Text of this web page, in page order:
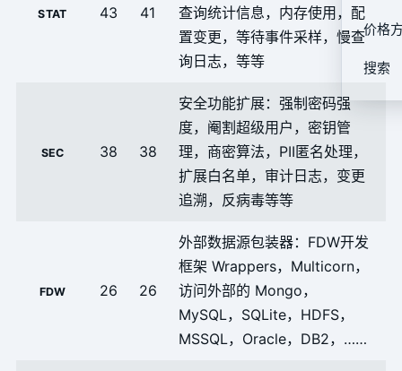
价格
搜索
STAT 43 41
查询统计信息，内存使用，配
置变更，等待事件采样，慢查
询日志，等等
SEC 38 38
安全功能扩展：强制密码强
度，阉割超级用户，密钥管
理，商密算法，PII匿名处理，
扩展白名单，审计日志，变更
追溯，反病毒等等
FDW 26 26
外部数据源包装器：FDW开发
框架 Wrappers，Multicorn，
访问外部的 Mongo，
MySQL，SQLite，HDFS，
MSSQL，Oracle，DB2，……